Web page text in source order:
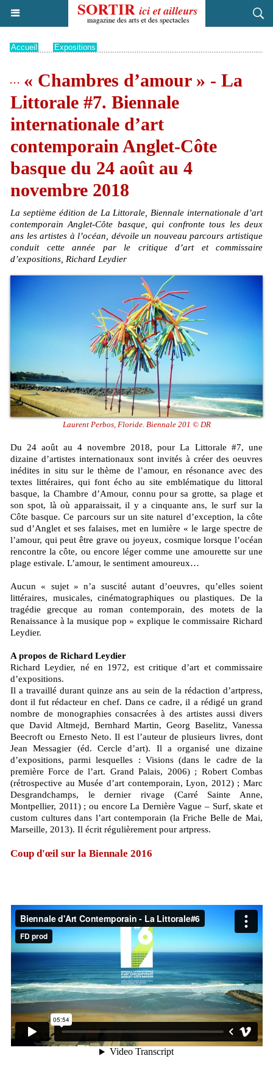
Accueil Expositions
« Chambres d’amour » - La
Littorale #7. Biennale
internationale d’art
contemporain Anglet-Côte
basque du 24 août au 4
novembre 2018
La septième édition de La Littorale, Biennale internationale d’art
contemporain Anglet-Côte basque, qui confronte tous les deux
ans les artistes à l’océan, dévoile un nouveau parcours artistique
conduit cette année par le critique d’art et commissaire
d’expositions, Richard Leydier
Laurent Perbos, Floride. Biennale 201 © DR
Du 24 août au 4 novembre 2018, pour La Littorale #7, une
dizaine d’artistes internationaux sont invités à créer des oeuvres
inédites in situ sur le thème de l’amour, en résonance avec des
textes littéraires, qui font écho au site emblématique du littoral
basque, la Chambre d’Amour, connu pour sa grotte, sa plage et
son spot, là où apparaissait, il y a cinquante ans, le surf sur la
Côte basque. Ce parcours sur un site naturel d’exception, la côte
sud d’Anglet et ses falaises, met en lumière « le large spectre de
l’amour, qui peut être grave ou joyeux, cosmique lorsque l’océan
rencontre la côte, ou encore léger comme une amourette sur une
plage estivale. L’amour, le sentiment amoureux…
Aucun « sujet » n’a suscité autant d’oeuvres, qu’elles soient
littéraires, musicales, cinématographiques ou plastiques. De la
tragédie grecque au roman contemporain, des motets de la
Renaissance à la musique pop » explique le commissaire Richard
Leydier.
A propos de Richard Leydier
Richard Leydier, né en 1972, est critique d’art et commissaire
d’expositions.
Il a travaillé durant quinze ans au sein de la rédaction d’artpress,
dont il fut rédacteur en chef. Dans ce cadre, il a rédigé un grand
nombre de monographies consacrées à des artistes aussi divers
que David Altmejd, Bernhard Martin, Georg Baselitz, Vanessa
Beecroft ou Ernesto Neto. Il est l’auteur de plusieurs livres, dont
Jean Messagier (éd. Cercle d’art). Il a organisé une dizaine
d’expositions, parmi lesquelles : Visions (dans le cadre de la
première Force de l’art. Grand Palais, 2006) ; Robert Combas
(rétrospective au Musée d’art contemporain, Lyon, 2012) ; Marc
Desgrandchamps, le dernier rivage (Carré Sainte Anne,
Montpellier, 2011) ; ou encore La Dernière Vague – Surf, skate et
custom cultures dans l’art contemporain (la Friche Belle de Mai,
Marseille, 2013). Il écrit régulièrement pour artpress.
Coup d'œil sur la Biennale 2016